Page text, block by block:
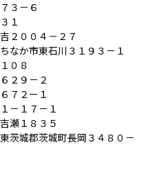
３－６
１
２００４－２７
なか市東石川３１９３－１
０８
２９－２
７２ー１
－１７－１
瀬１８３５
茨城郡茨城町長岡３４８０－